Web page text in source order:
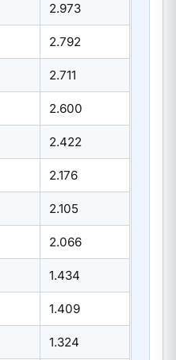
2.973
2.792
2.711
2.600
2.422
2.176
2.105
2.066
1.434
1.409
1.324